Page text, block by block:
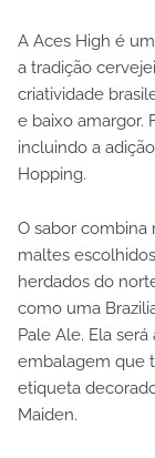
A Aces High é
a tradição
criatividade
e baixo amargor.
incluindo a
Hopping.
O sabor combina
maltes
herdados do
como uma
Pale Ale. Ela
embalagem que
etiqueta
Maiden.